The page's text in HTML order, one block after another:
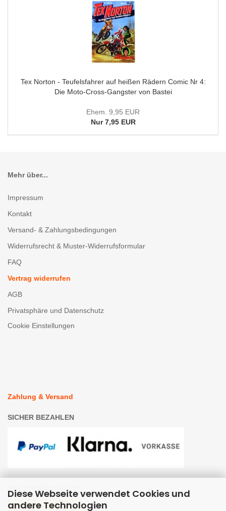
Diese Webseite verwendet Cookies und
andere Technologien
Tex Norton - Teufelsfahrer auf heißen Rädern Comic Nr 4:
Die Moto-Cross-Gangster von Bastei
Ehem. 9,95 EUR
Nur 7,95 EUR
Mehr über...
Impressum
Kontakt
Versand- & Zahlungsbedingungen
Widerrufsrecht & Muster-Widerrufsformular
FAQ
Vertrag widerrufen
AGB
Privatsphäre und Datenschutz
Cookie Einstellungen
Zahlung & Versand
SICHER BEZAHLEN
WIR VERSENDEN MIT